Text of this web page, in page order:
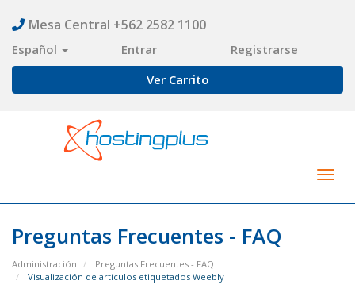
Mesa Central +562 2582 1100
Español Entrar
Registrarse
Ver Carrito
Preguntas Frecuentes - FAQ
Administración
Preguntas Frecuentes - FAQ
Visualización de artículos etiquetados Weebly